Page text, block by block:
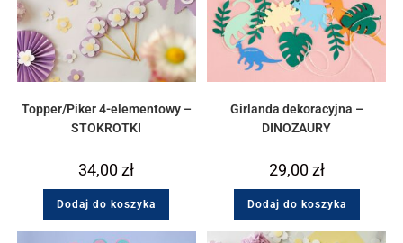
Topper/Piker 4-elementowy –
STOKROTKI
34,00zł
Dodaj do koszyka
Girlanda dekoracyjna –
DINOZAURY
29,00zł
Dodaj do koszyka